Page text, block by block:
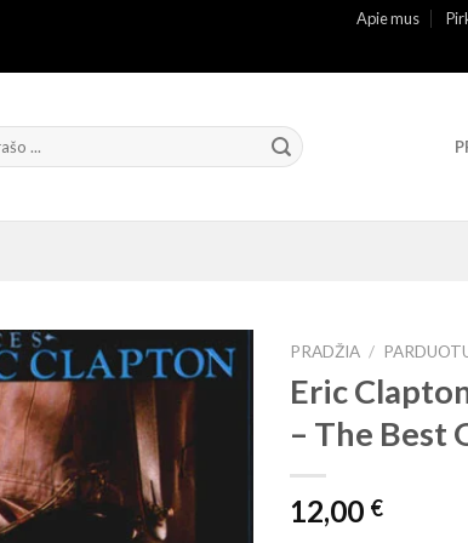
Apie mus
PRADŽIA /
Eric
– The Best
12,00 €